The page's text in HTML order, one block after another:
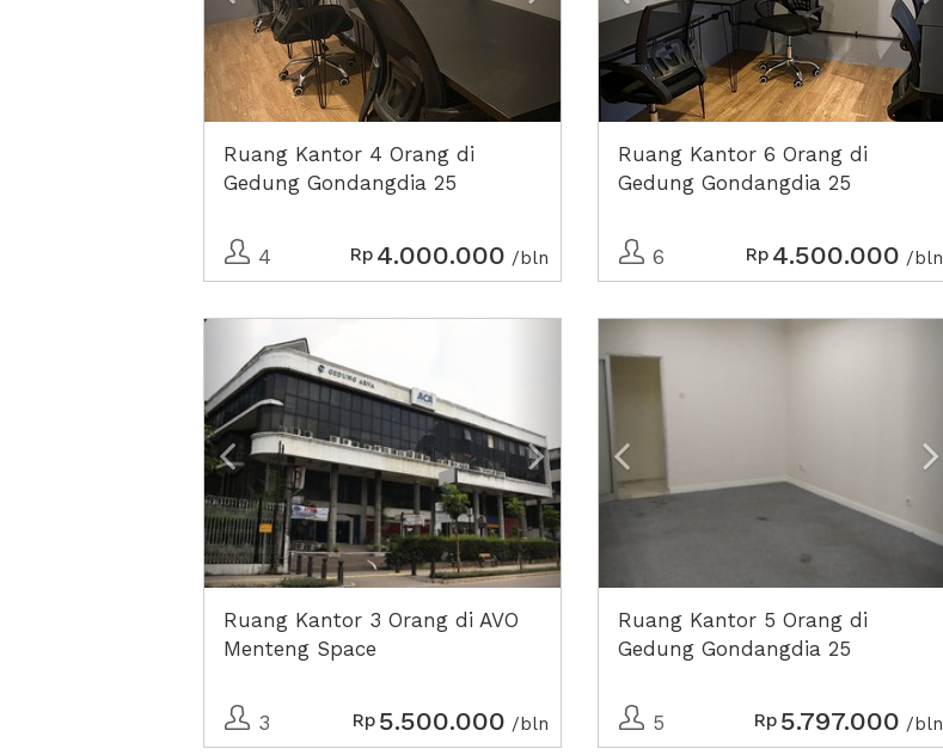
Ruang Kantor 4 Orang di
Gedung Gondangdia 25
4 Rp 4.000.000 /bln
Ruang Kantor 6 Orang di
Gedung Gondangdia 25
6 Rp 4.500.000 /bln
Previous
Ruang Kantor 3 Orang di AVO
Menteng Space
3 Rp 5.500.000 /bln
Previous
Ruang Kantor 5 Orang di
Gedung Gondangdia 25
5 Rp 5.797.000 /bln